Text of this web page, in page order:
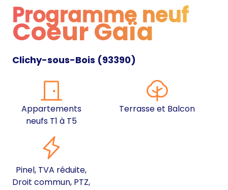
Programme neuf
Programme neuf
Coeur Gaïa
Clichy-sous-Bois (93390)
Appartements
neufs T1 à T5
Terrasse et Balcon
Pinel, TVA réduite,
Droit commun, PTZ,